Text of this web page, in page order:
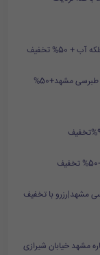
تخفیف
مسافرخانه ارزان مشهد طبرسی | قیمت و شماره مسافرخانه طبرسی مشهد+50%
مشهد|رزرو با تخفیف
مشهد خیابان شیرازی